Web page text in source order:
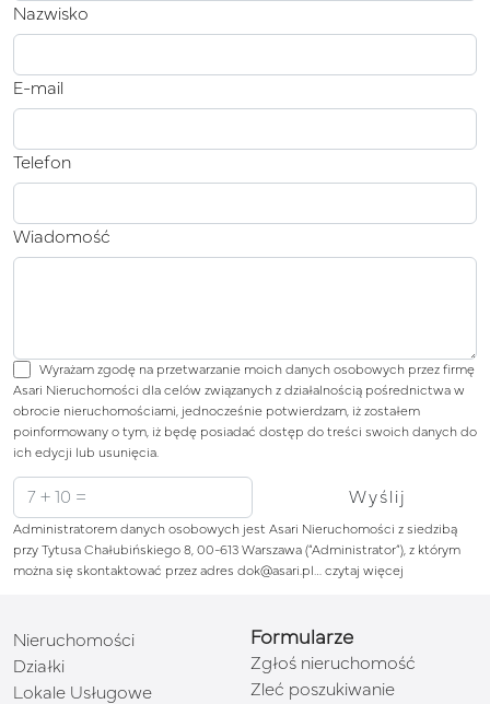
Nazwisko
E-mail
Telefon
Wiadomość
Wyrażam zgodę na przetwarzanie moich danych osobowych przez firmę
Asari Nieruchomości dla celów związanych z działalnością pośrednictwa w
obrocie nieruchomościami, jednocześnie potwierdzam, iż zostałem
poinformowany o tym, iż będę posiadać dostęp do treści swoich danych do
ich edycji lub usunięcia.
Administratorem danych osobowych jest Asari Nieruchomości z siedzibą
przy Tytusa Chałubińskiego 8, 00-613 Warszawa (“Administrator”), z którym
można się skontaktować przez adres dok@asari.pl… czytaj więcej
Nieruchomości
Działki
Lokale Usługowe
Formularze
Zgłoś nieruchomość
Zleć poszukiwanie